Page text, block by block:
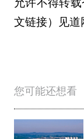
允许不得转
文链接）见道
您可能还想看